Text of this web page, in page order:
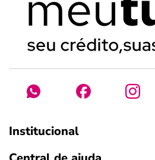
Institucional